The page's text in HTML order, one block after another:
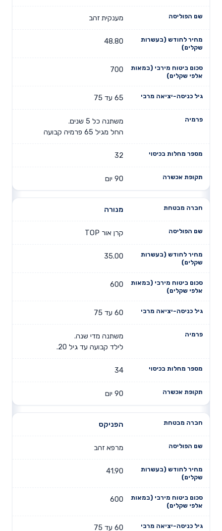
מענקית זהב
48.80
700
65 עד 75
משתנה כל 5 שנים.
החל מגיל 65 פרמיה קבועה
32
90 יום
מנורה
קרן אור TOP
35.00
600
60 עד 75
משתנה מדי שנה.
לילד קבועה עד גיל 20.
34
90 יום
הפניקס
מרפא זהב
41.90
600
60 עד 75